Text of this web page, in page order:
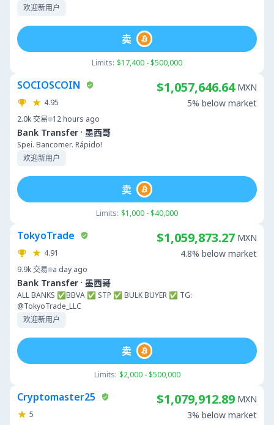
欢迎新用户
Limits: $17,400 - $500,000
卖
SOCIOSCOIN
4.95
2.0k交易 12 hours ago
Bank Transfer · 墨西哥
Spei. Bancomer. Rápido!
欢迎新用户
$1,057,646.64 MXN
5% below market
Limits: $1,000 - $40,000
卖
TokyoTrade
4.91
9.9k交易 a day ago
Bank Transfer · 墨西哥
ALL BANKS ✅BBVA ✅ STP ✅ BULK BUYER ✅ TG:
@TokyoTrade_LLC
欢迎新用户
$1,059,873.27 MXN
4.8% below market
Limits: $2,000 - $500,000
卖
Cryptomaster25
5
$1,079,912.89 MXN
3% below market